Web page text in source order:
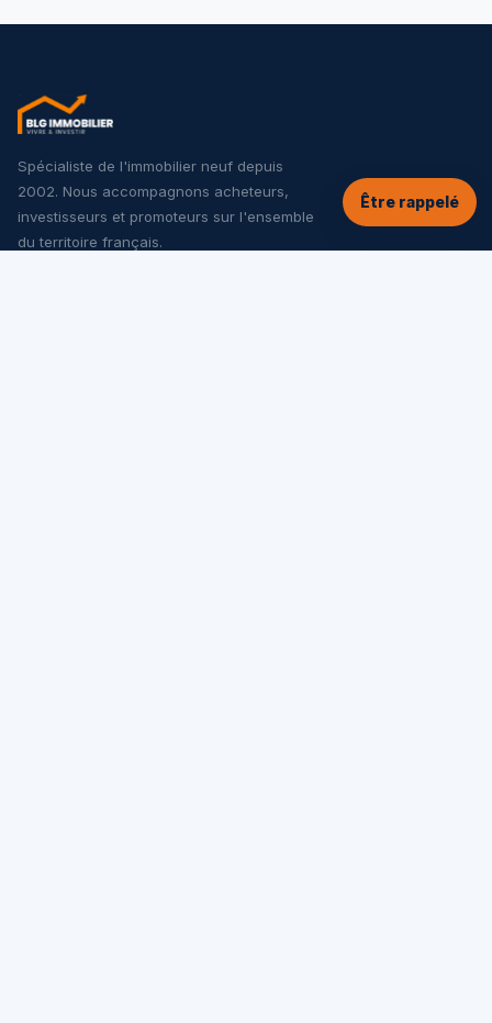
Spécialiste de l'immobilier neuf depuis
2002. Nous accompagnons acheteurs,
investisseurs et promoteurs sur l'ensemble
du territoire français.
Être rappelé